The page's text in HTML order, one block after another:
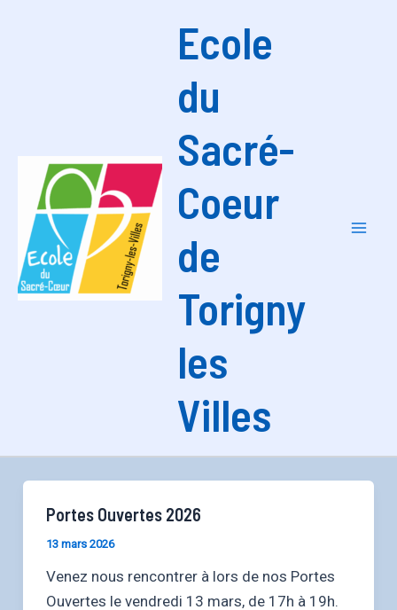
Ecole
du
Sacré-
Coeur
de
Torigny
les
Villes
Portes Ouvertes 2026
13 mars 2026
Venez nous rencontrer à lors de nos Portes
Ouvertes le vendredi 13 mars, de 17h à 19h.